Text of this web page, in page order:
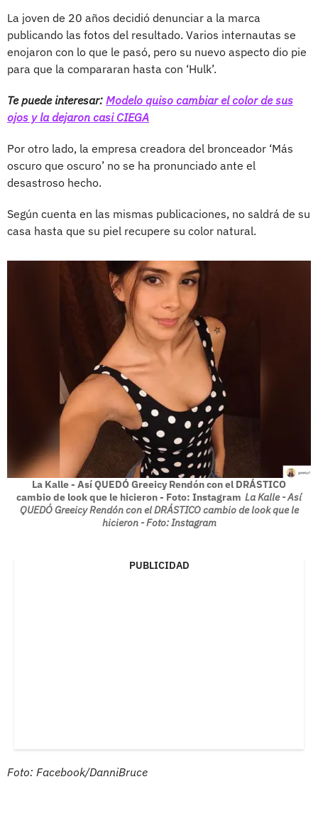
La joven de 20 años decidió denunciar a la marca
publicando las fotos del resultado. Varios internautas se
enojaron con lo que le pasó, pero su nuevo aspecto dio pie
para que la compararan hasta con ‘Hulk’.
Te puede interesar: Modelo quiso cambiar el color de sus
ojos y la dejaron casi CIEGA
Por otro lado, la empresa creadora del bronceador ‘Más
oscuro que oscuro’ no se ha pronunciado ante el
desastroso hecho.
Según cuenta en las mismas publicaciones, no saldrá de su
casa hasta que su piel recupere su color natural.
La Kalle - Así QUEDÓ Greeicy Rendón con el DRÁSTICO
cambio de look que le hicieron - Foto: Instagram La Kalle - Así
QUEDÓ Greeicy Rendón con el DRÁSTICO cambio de look que le
hicieron - Foto: Instagram
PUBLICIDAD
Foto: Facebook/DanniBruce